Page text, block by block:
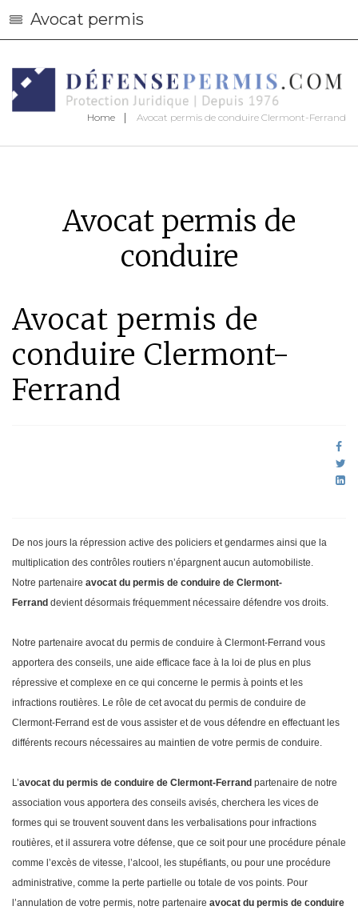
Avocat permis
Home Avocat permis de conduire Clermont-Ferrand
Avocat permis de
conduire
Avocat permis de
conduire Clermont-
Ferrand
De nos jours la répression active des policiers et gendarmes ainsi que la
multiplication des contrôles routiers n’épargnent aucun automobiliste.
Notre partenaire avocat du permis de conduire de Clermont-
Ferrand devient désormais fréquemment nécessaire défendre vos droits.
Notre partenaire avocat du permis de conduire à Clermont-Ferrand vous
apportera des conseils, une aide efficace face à la loi de plus en plus
répressive et complexe en ce qui concerne le permis à points et les
infractions routières. Le rôle de cet avocat du permis de conduire de
Clermont-Ferrand est de vous assister et de vous défendre en effectuant les
différents recours nécessaires au maintien de votre permis de conduire.
L’avocat du permis de conduire de Clermont-Ferrand partenaire de notre
association vous apportera des conseils avisés, cherchera les vices de
formes qui se trouvent souvent dans les verbalisations pour infractions
routières, et il assurera votre défense, que ce soit pour une procédure pénale
comme l’excès de vitesse, l’alcool, les stupéfiants, ou pour une procédure
administrative, comme la perte partielle ou totale de vos points. Pour
l’annulation de votre permis, notre partenaire avocat du permis de conduire